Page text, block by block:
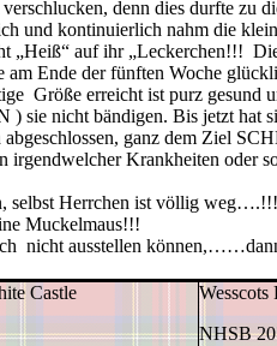
denn dies durfte zu
und kontinuierlich nahm die
„Heiß“ auf ihr „Leckerchen!!!
Ende der fünften Woche
Größe erreicht ist purz gesund
nicht bändigen. Bis jetzt hat
abgeschlossen, ganz dem Ziel
Krankheiten oder
selbst Herrchen ist völlig
Muckelmaus!!!
nicht ausstellen
Castle
NHSB